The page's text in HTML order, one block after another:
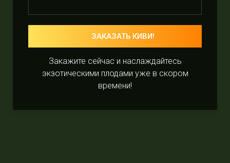
ЗАКАЗАТЬ КИВИ!
Закажите сейчас и наслаждайтесь
экзотическими плодами уже в скором
времени!